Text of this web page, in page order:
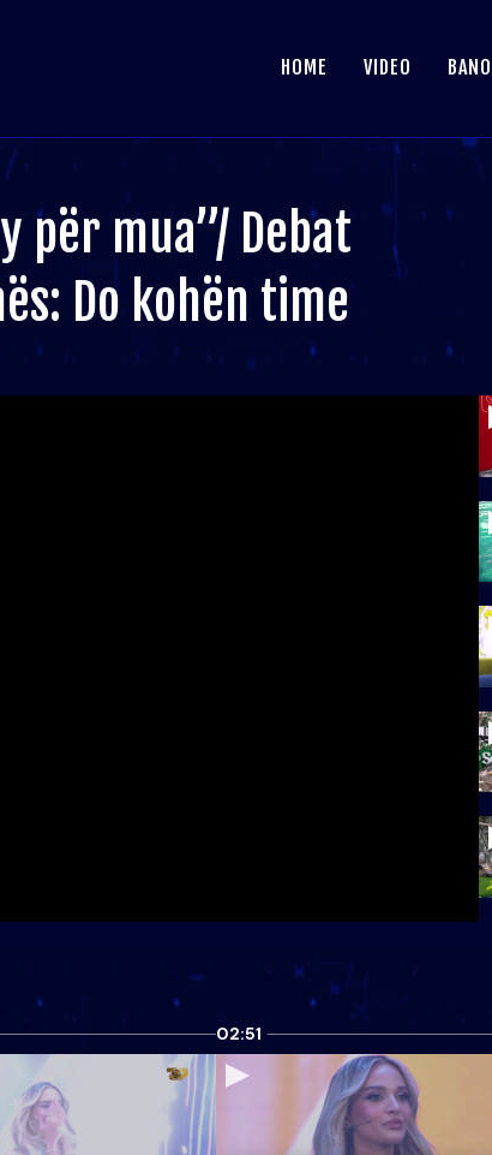
HOME VIDEO
për mua”/ Debat
Do kohën time
02:51